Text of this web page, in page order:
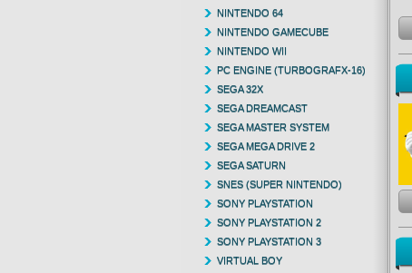
NINTENDO 64
NINTENDO GAMECUBE
NINTENDO WII
PC ENGINE (TURBOGRAFX-16)
SEGA 32X
SEGA DREAMCAST
SEGA MASTER SYSTEM
SEGA MEGA DRIVE 2
SEGA SATURN
SNES (SUPER NINTENDO)
SONY PLAYSTATION
SONY PLAYSTATION 2
SONY PLAYSTATION 3
VIRTUAL BOY